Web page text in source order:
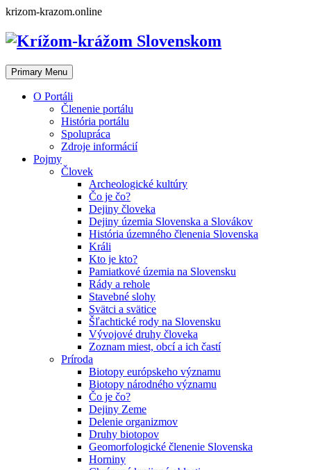
Skip
content
krizom-krazom.online
Primary Menu
O Portáli
Členenie portálu
História portálu
Spolupráca
Zdroje informácií
Pojmy
Človek
Archeologické kultúry
Čo je čo?
Dejiny človeka
Dejiny územia Slovenska a Slovákov
História územného členenia Slovenska
Králi
Kto je kto?
Pamiatkové územia na Slovensku
Rády a rehole
Stavebné slohy
Svätci a svätice
Šľachtické rody na Slovensku
Vývojové druhy človeka
Zoznam miest, obcí a ich častí
Príroda
Biotopy európskeho významu
Biotopy národného významu
Čo je čo?
Dejiny Zeme
Delenie organizmov
Druhy biotopov
Geomorfologické členenie Slovenska
Horniny